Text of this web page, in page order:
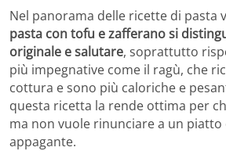
Nel panorama delle ricette di pasta
pasta con tofu e zafferano si
originale e salutare, soprattutto
più impegnative come il ragù, che
cottura e sono più caloriche e
questa ricetta la rende ottima per
ma non vuole rinunciare a un piatto
appagante.